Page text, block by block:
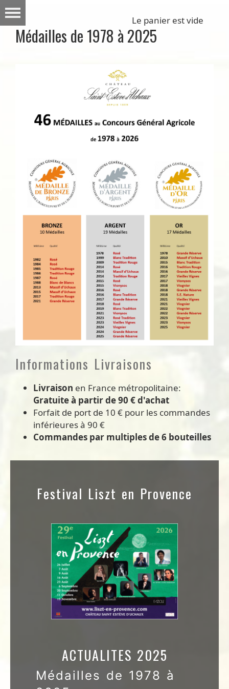
Le panier est vide
Médailles de 1978 à 2025
Informations Livraisons
Livraison en France métropolitaine:
Gratuite à partir de 90 € d'achat
Forfait de port de 10 € pour les commandes
inférieures à 90 €
Commandes par multiples de 6 bouteilles
Festival Liszt en Provence
ACTUALITES 2025
Médailles de 1978 à